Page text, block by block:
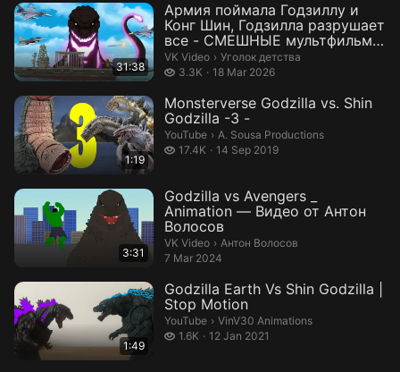
31:38
Армия поймала Годзиллу и
Конг Шин, Годзилла разрушает
все - СМЕШНЫЕ мультфильмы
о Год...
VK Video › Уголок детства.
Уголок детства
3.3K
3.3 thousand views
18 Mar 2026
1:19
Monsterverse Godzilla vs. Shin
Godzilla -3 -
YouTube › A. Sousa Productions.
A. Sousa Productions
17.4K
17.4 thousand views
14 Sep 2019
3:31
Godzilla vs Avengers _
Animation — Видео от Антон
Волосов
VK Video › Антон Волосов.
Антон Волосов
7 Mar 2024
1:49
Godzilla Earth Vs Shin Godzilla |
Stop Motion
YouTube › VinV30 Animations.
VinV30 Animations
1.6K
1.6 thousand views
12 Jan 2021